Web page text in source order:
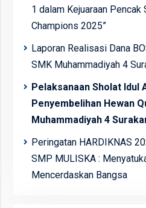
1 dalam Kejuaraan Pencak
Champions 2025”
Laporan Realisasi Dana
SMK Muhammadiyah 4
Pelaksanaan Sholat Idul
Penyembelihan Hewan
Muhammadiyah 4
Peringatan HARDIKNAS
SMP MULISKA :
Mencerdaskan Bangsa